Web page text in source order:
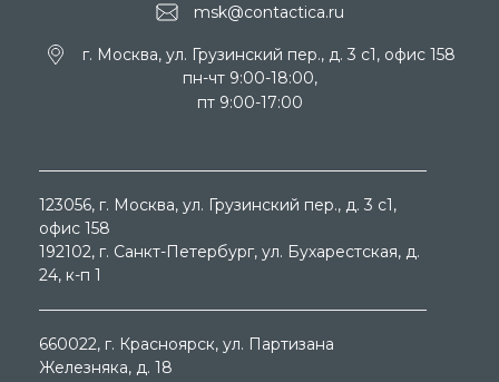
msk@contactica.ru
г. Москва, ул. Грузинский пер., д. 3 c1, офис 158
пн-чт 9:00-18:00,
пт 9:00-17:00
123056, г. Москва, ул. Грузинский пер., д. 3 c1,
офис 158
192102, г. Санкт-Петербург, ул. Бухарестская, д.
24, к-п 1
660022, г. Красноярск, ул. Партизана
Железняка, д. 18